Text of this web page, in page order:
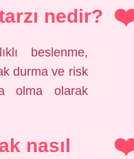
nedir?
beslenme,
durma ve risk
olma olarak
nasıl